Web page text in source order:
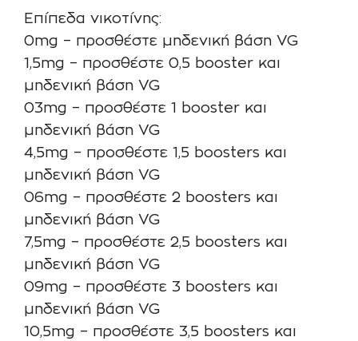
Επίπεδα νικοτίνης:
0mg – προσθέστε μηδενική βάση VG
1,5mg – προσθέστε 0,5 booster και
μηδενική βάση VG
03mg – προσθέστε 1 booster και
μηδενική βάση VG
4,5mg – προσθέστε 1,5 boosters και
μηδενική βάση VG
06mg – προσθέστε 2 boosters και
μηδενική βάση VG
7,5mg – προσθέστε 2,5 boosters και
μηδενική βάση VG
09mg – προσθέστε 3 boosters και
μηδενική βάση VG
10,5mg – προσθέστε 3,5 boosters και